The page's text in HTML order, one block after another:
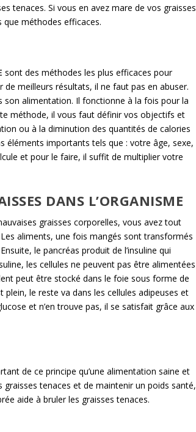
tenaces. Si vous en avez mare de vos graisses
que méthodes efficaces.
sont des méthodes les plus efficaces pour
meilleurs résultats, il ne faut pas en abuser.
son alimentation. Il fonctionne à la fois pour la
méthode, il vous faut définir vos objectifs et
ou à la diminution des quantités de calories
éléments importants tels que : votre âge, sexe,
et pour le faire, il suffit de multiplier votre
DANS L’ORGANISME
graisses corporelles, vous avez tout
aliments, une fois mangés sont transformés
le pancréas produit de l’insuline qui
les cellules ne peuvent pas être alimentées
peut être stocké dans le foie sous forme de
plein, le reste va dans les cellules adipeuses et
et n’en trouve pas, il se satisfait grâce aux
de ce principe qu’une alimentation saine et
tenaces et de maintenir un poids santé,
aide à bruler les graisses tenaces.